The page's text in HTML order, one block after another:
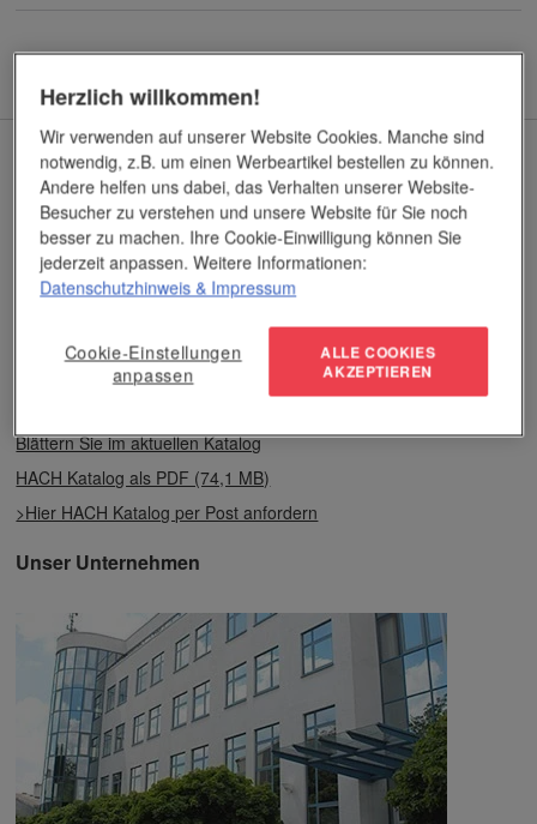
Aktueller Katalog
Blättern Sie im aktuellen Katalog
HACH Katalog als PDF (74,1 MB)
>Hier HACH Katalog per Post anfordern
Unser Unternehmen
Herzlich willkommen!
Wir verwenden auf unserer Website Cookies. Manche sind
notwendig, z.B. um einen Werbeartikel bestellen zu können.
Andere helfen uns dabei, das Verhalten unserer Website-
Besucher zu verstehen und unsere Website für Sie noch
besser zu machen. Ihre Cookie-Einwilligung können Sie
jederzeit anpassen. Weitere Informationen:
Datenschutzhinweis & Impressum
Cookie-Einstellungen
anpassen
ALLE COOKIES
AKZEPTIEREN